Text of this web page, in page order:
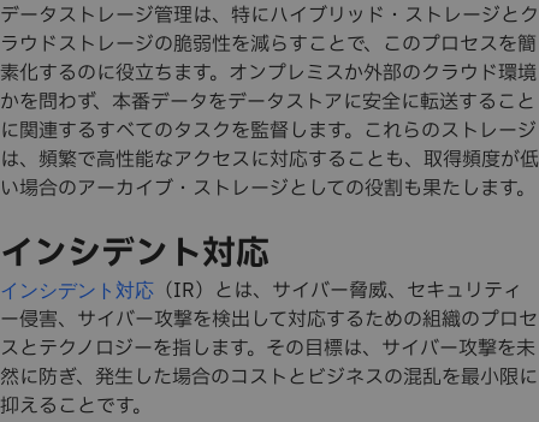
データストレージ管理は、特にハイブリッド・ストレージとク
ラウドストレージの脆弱性を減らすことで、このプロセスを簡
素化するのに役立ちます。オンプレミスか外部のクラウド環境
かを問わず、本番データをデータストアに安全に転送すること
に関連するすべてのタスクを監督します。これらのストレージ
は、頻繁で高性能なアクセスに対応することも、取得頻度が低
い場合のアーカイブ・ストレージとしての役割も果たします。
インシデント対応
インシデント対応 （IR）とは、サイバー脅威、セキュリティ
ー侵害、サイバー攻撃を検出して対応するための組織のプロセ
スとテクノロジーを指します。その目標は、サイバー攻撃を未
然に防ぎ、発生した場合のコストとビジネスの混乱を最小限に
抑えることです。